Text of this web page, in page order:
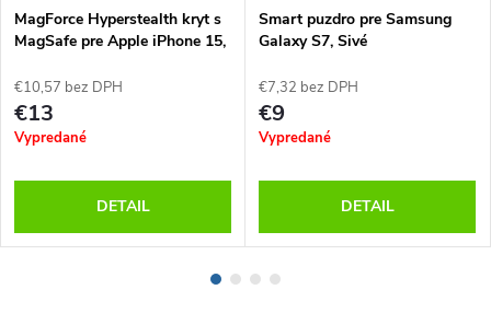
MagForce Hyperstealth kryt s
MagSafe pre Apple iPhone 15,
€10,57 bez DPH
€13
Vypredané
DETAIL
Smart puzdro pre Samsung
Galaxy S7, Sivé
€7,32 bez DPH
€9
Vypredané
DETAIL